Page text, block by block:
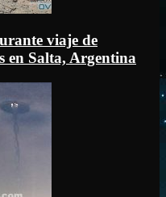
viaje de
en Salta, Argentina